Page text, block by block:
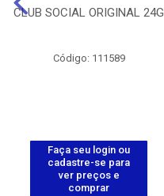
CLUB SOCIAL ORIGINAL 24G
Código: 111589
Faça seu login ou
cadastre-se para
ver preços e
comprar